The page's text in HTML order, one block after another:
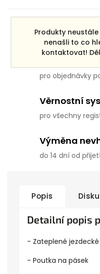
Produkty
nenašli to co
kontaktovat!
ke každé
Doprava
pro objednávky
Věrnostní
pro všechny
Výměna
do 14 dní od
Popis
Detailní popis
- Zateplené
- Poutka na pásek